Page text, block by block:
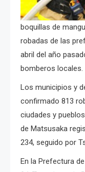
boquillas de
robadas de las
abril del año
bomberos locales.
Los municipios y
confirmado 813
ciudades y
de Matsusaka
234, seguido por
En la Prefectura